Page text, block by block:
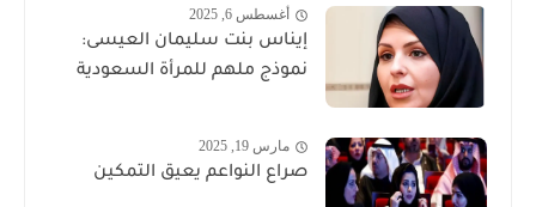
أغسطس 6, 2025
إيناس بنت سليمان العيسى:
نموذج ملهم للمرأة السعودية
مارس 19, 2025
صراع النواعم يعيق التمكين